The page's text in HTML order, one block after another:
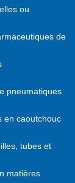
ou
de
pneumatiques
en caoutchouc
tubes et
matières